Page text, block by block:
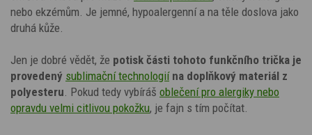
nebo ekzémům. Je jemné, hypoalergenní a na těle doslova jako
druhá kůže.
Jen je dobré vědět, že potisk části tohoto funkčního trička je
provedený sublimační technologiína doplňkový materiál z
polyesteru . Pokud tedy vybíráš oblečení pro alergiky nebo
opravdu velmi citlivou pokožku, je fajn s tím počítat.